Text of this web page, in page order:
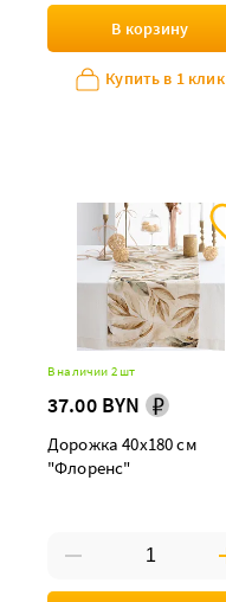
В корзину
Купить в 1 клик
В наличии 2 шт
37.00 BYN
Дорожка 40х180 см
"Флоренс"